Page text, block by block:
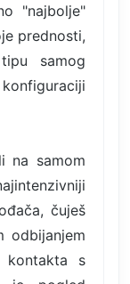
"najbolje"
prednosti,
samog
na samom
čuješ
odbijanjem
kontakta s